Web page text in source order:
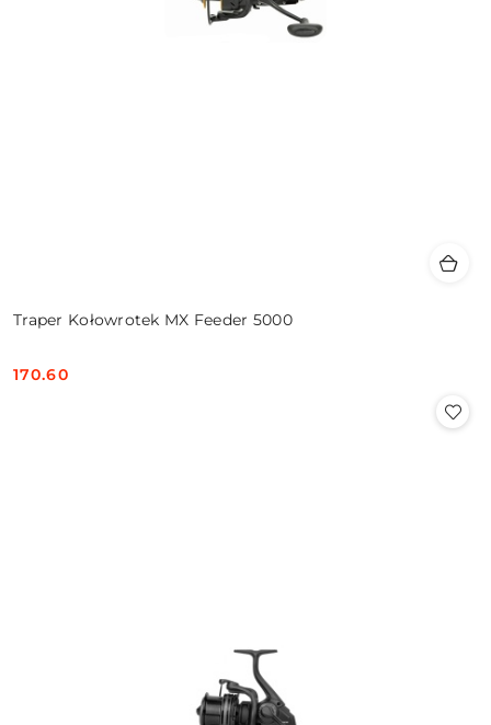
Traper Kołowrotek MX Feeder 5000
Cena:
170.60